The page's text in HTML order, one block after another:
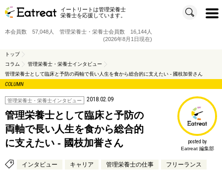
イートリートは管理栄養士
栄養士を応援しています。
t
o
i
本会員数 57,048人 管理栄養士・栄養士会員数 16,144人
(2026年8月1日現在)
トップ
コラム
管理栄養士・栄養士インタビュー
管理栄養士として臨床と予防の両軸で長い人生を食から総合的に支えたい - 國枝加誉さん
COLUMN
管理栄養士・栄養士インタビュー 2018.02.09
管理栄養士として臨床と予防の
両軸で長い人生を食から総合的
に支えたい - 國枝加誉さん
posted by
Eatreat 編集部
インタビュー キャリア 管理栄養士の仕事 フリーランス